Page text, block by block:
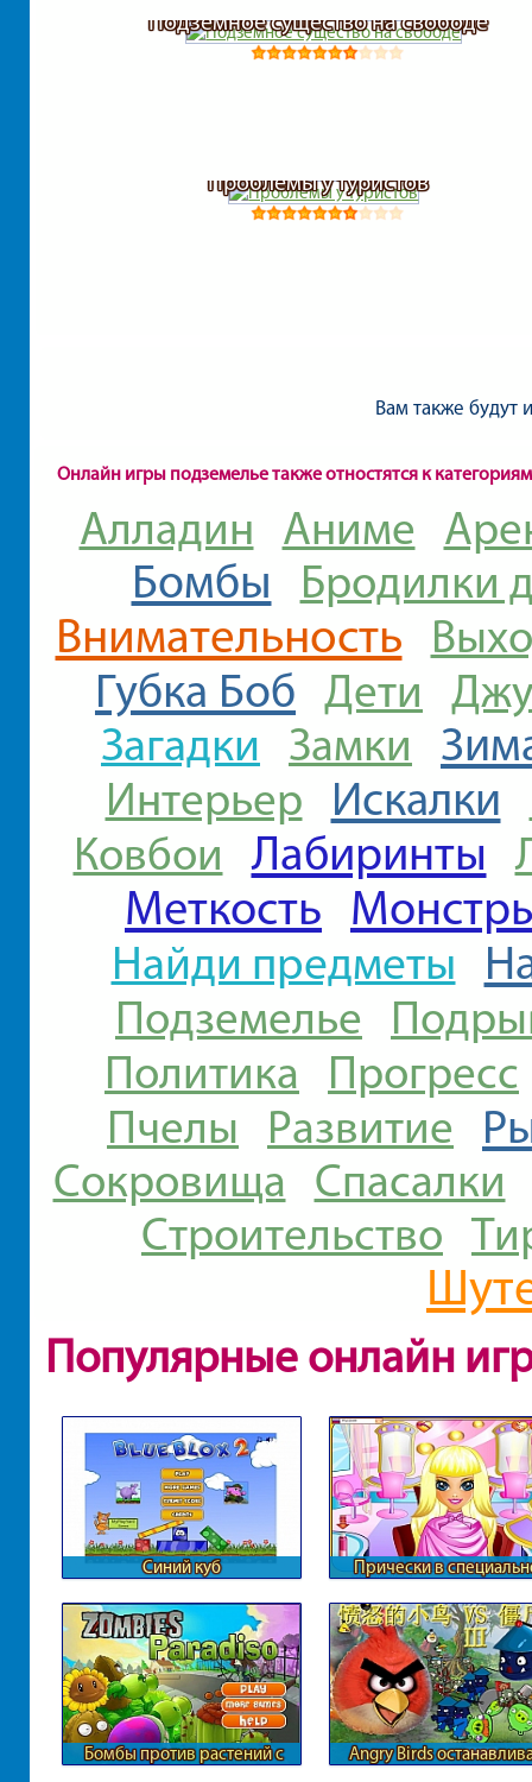
Подземное существо на свободе
Проблемы у туристов
Вам также будут
Онлайн игры подземелье также отностятся к категориям
Алладин Аниме
Бомбы Бродилки
Внимательность
Губка Боб Дети
Загадки Замки
Интерьер Искалки
Ковбои Лабиринты
Меткость
Найди предметы
Подземелье
Политика
Прогресс
Пчелы
Развитие
Сокровища Спасалки
Строительство
Популярные онлайн
Синий куб
Прически в
Бомбы против растений с
Angry Birds